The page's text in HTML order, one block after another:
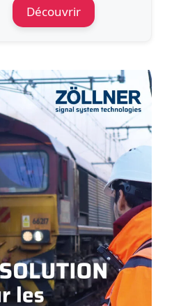
Découvrir